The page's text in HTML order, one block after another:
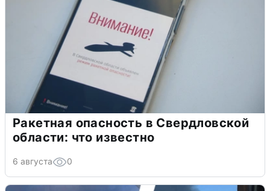
Ракетная опасность в Свердловской
области: что известно
6 августа 0